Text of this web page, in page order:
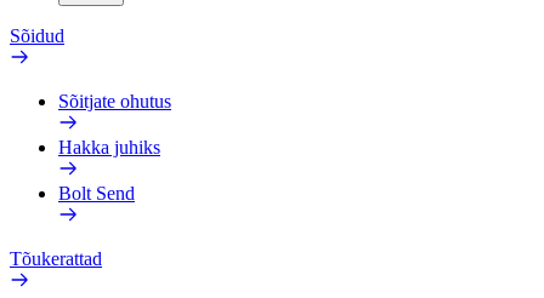
Sõidud
Sõitjate ohutus
Hakka juhiks
Bolt Send
Tõukerattad